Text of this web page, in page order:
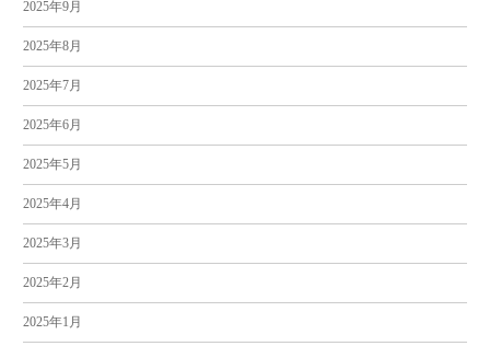
2025年9月
2025年8月
2025年7月
2025年6月
2025年5月
2025年4月
2025年3月
2025年2月
2025年1月